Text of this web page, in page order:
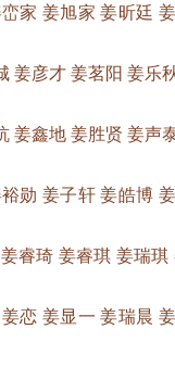
家 姜旭家 姜昕廷
姜彦才 姜茗阳 姜乐
姜鑫地 姜胜贤 姜声
勋 姜子轩 姜皓博
睿琦 姜睿琪 姜瑞
恋 姜显一 姜瑞晨